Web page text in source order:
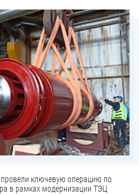
ключевую операцию по
в рамках модернизации ТЭЦ